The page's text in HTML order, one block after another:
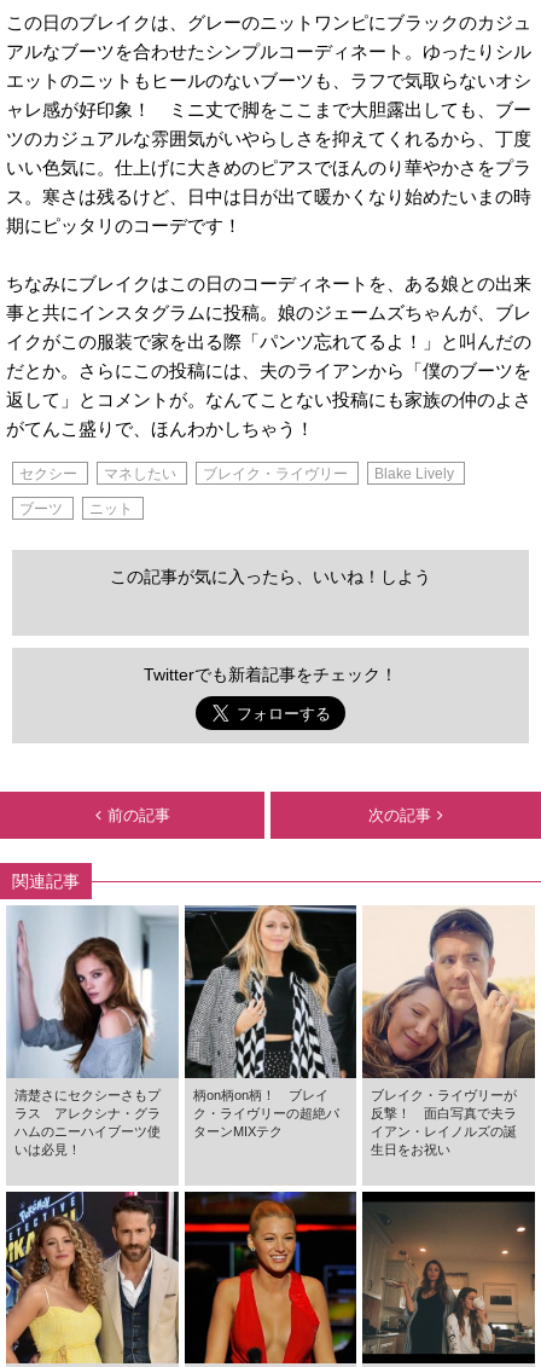
この日のブレイクは、グレーのニットワンピにブラックのカジュ
アルなブーツを合わせたシンプルコーディネート。ゆったりシル
エットのニットもヒールのないブーツも、ラフで気取らないオシ
ャレ感が好印象！ ミニ丈で脚をここまで大胆露出しても、ブー
ツのカジュアルな雰囲気がいやらしさを抑えてくれるから、丁度
いい色気に。仕上げに大きめのピアスでほんのり華やかさをプラ
ス。寒さは残るけど、日中は日が出て暖かくなり始めたいまの時
期にピッタリのコーデです！
ちなみにブレイクはこの日のコーディネートを、ある娘との出来
事と共にインスタグラムに投稿。娘のジェームズちゃんが、ブレ
イクがこの服装で家を出る際「パンツ忘れてるよ！」と叫んだの
だとか。さらにこの投稿には、夫のライアンから「僕のブーツを
返して」とコメントが。なんてことない投稿にも家族の仲のよさ
がてんこ盛りで、ほんわかしちゃう！
セクシー マネしたい ブレイク・ライヴリー Blake Lively
ブーツ ニット
この記事が気に入ったら、いいね！しよう
Twitterでも新着記事をチェック！
前の記事 次の記事
関連記事
清楚さにセクシーさもプ
ラス アレクシナ・グラ
ハムのニーハイブーツ使
いは必見！
柄on柄on柄！ ブレイ
ク・ライヴリーの超絶パ
ターンMIXテク
ブレイク・ライヴリーが
反撃！ 面白写真で夫ラ
イアン・レイノルズの誕
生日をお祝い